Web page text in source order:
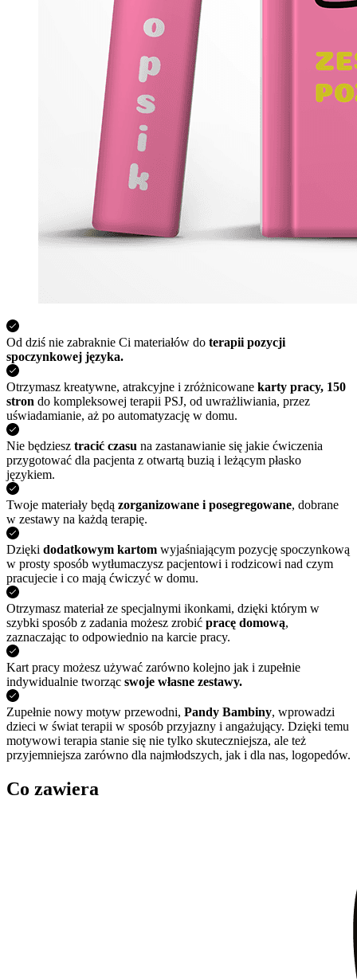
Od dziś nie zabraknie Ci materiałów do terapii pozycji
spoczynkowej języka.
Otrzymasz kreatywne, atrakcyjne i zróżnicowane karty pracy, 150
stron do kompleksowej terapii PSJ, od uwrażliwiania, przez
uświadamianie, aż po automatyzację w domu.
Nie będziesz tracić czasu na zastanawianie się jakie ćwiczenia
przygotować dla pacjenta z otwartą buzią i leżącym płasko
językiem.
Twoje materiały będą zorganizowane i posegregowane, dobrane
w zestawy na każdą terapię.
Dzięki dodatkowym kartom wyjaśniającym pozycję spoczynkową
w prosty sposób wytłumaczysz pacjentowi i rodzicowi nad czym
pracujecie i co mają ćwiczyć w domu.
Otrzymasz materiał ze specjalnymi ikonkami, dzięki którym w
szybki sposób z zadania możesz zrobić pracę domową,
zaznaczając to odpowiednio na karcie pracy.
Kart pracy możesz używać zarówno kolejno jak i zupełnie
indywidualnie tworząc swoje własne zestawy.
Zupełnie nowy motyw przewodni, Pandy Bambiny, wprowadzi
dzieci w świat terapii w sposób przyjazny i angażujący. Dzięki temu
motywowi terapia stanie się nie tylko skuteczniejsza, ale też
przyjemniejsza zarówno dla najmłodszych, jak i dla nas, logopedów.
Co zawiera